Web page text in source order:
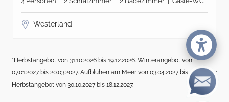
Westerland
*Herbstangebot von 31.10.2026 bis 19.12.2026. Winterangebot von
07.01.2027 bis 20.03.2027. Aufblühen am Meer von 03.04.2027 bis 17.04.2027.
Herbstangebot von 30.10.2027 bis 18.12.2027.